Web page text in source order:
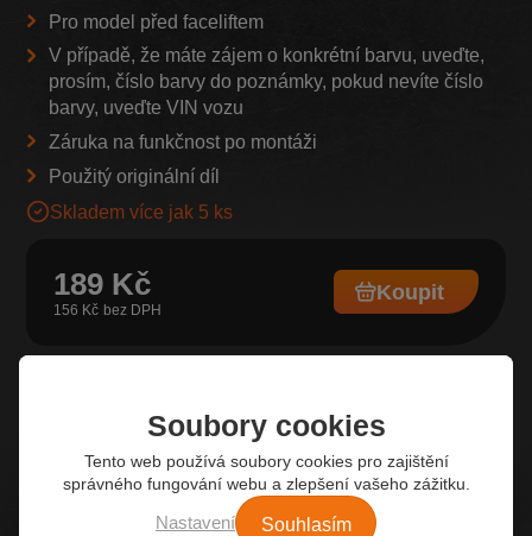
Pro model před faceliftem
V případě, že máte zájem o konkrétní barvu, uveďte,
prosím, číslo barvy do poznámky, pokud nevíte číslo
barvy, uveďte VIN vozu
Záruka na funkčnost po montáži
Použitý originální díl
Skladem více jak 5 ks
189 Kč
156 Kč
Koupit
Kontaktní formulář
Soubory cookies
Tento web používá soubory cookies pro zajištění
správného fungování webu a zlepšení vašeho zážitku.
Nastavení Souhlasím